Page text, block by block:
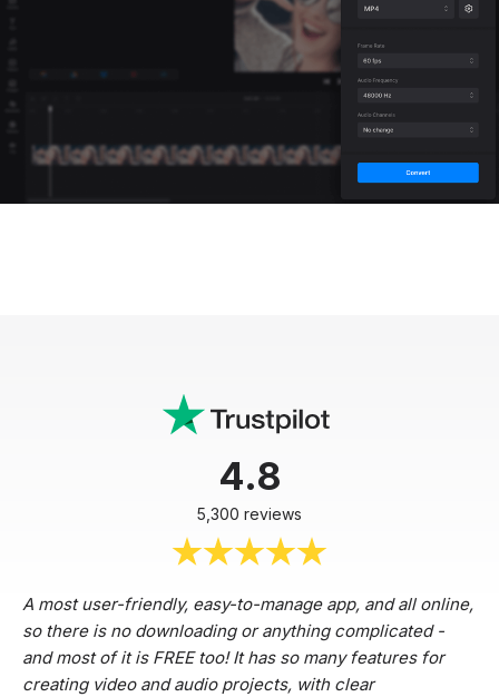
4.8
5,300 reviews
A most user-friendly, easy-to-manage app, and all online,
so there is no downloading or anything complicated -
and most of it is FREE too! It has so many features for
creating video and audio projects, with clear